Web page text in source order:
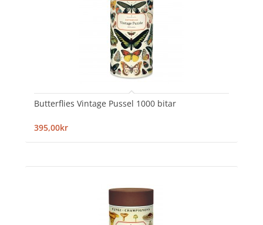
Butterflies Vintage Pussel 1000 bitar
395,00kr